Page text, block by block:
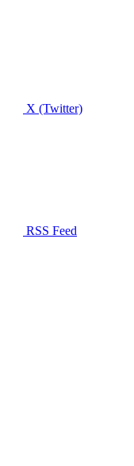
X (Twitter)
RSS Feed